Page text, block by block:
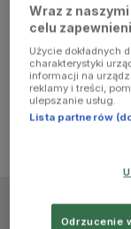
console for
more
information)
Wraz z
celu
Użycie dokładnych
charakterystyki
informacji na
reklamy i treści,
ulepszanie usług.
Lista partnerów
Odrzucenie